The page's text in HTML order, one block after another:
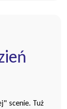
scenie. Tuż